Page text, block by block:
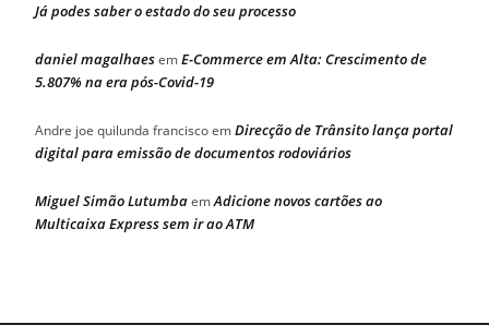
Já podes saber o estado do seu processo
daniel magalhaesemE-Commerce em Alta: Crescimento de
5.807% na era pós-Covid-19
Andre joe quilunda franciscoemDirecção de Trânsito lança portal
digital para emissão de documentos rodoviários
Miguel Simão LutumbaemAdicione novos cartões ao
Multicaixa Express sem ir ao ATM